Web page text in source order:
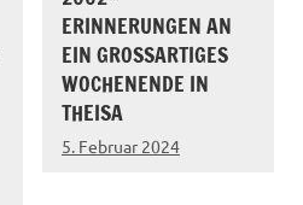
ERINNERUNGEN AN
EIN GROSSARTIGES W
OCHENENDE IN T
HEISA
5. Februar 2024